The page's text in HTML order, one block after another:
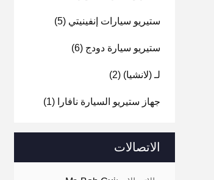
ستيريو سيارات إنفينيتي (5)
ستيريو سيارة دودج (6)
لـ (لانشيا) (2)
جهاز ستيريو السيارة نافارا (1)
الاتصالات